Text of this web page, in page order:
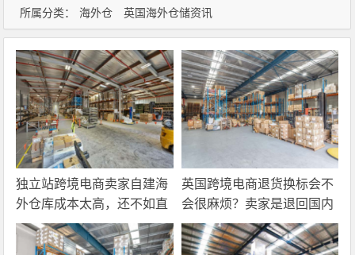
所属分类： 海外仓 英国海外仓储资讯
独立站跨境电商卖家自建海
外仓库成本太高，还不如直
接找第三方自营海外仓！
英国跨境电商退货换标会不
会很麻烦？卖家是退回国内
还是在海外直接处理？